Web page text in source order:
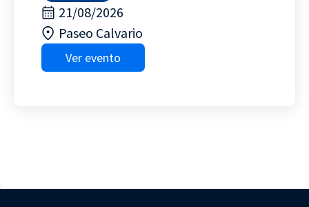
21/08/2026
Paseo Calvario
Ver evento